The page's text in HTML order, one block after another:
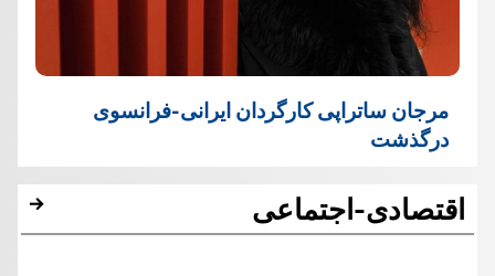
مرجان ساتراپی کارگردان ایرانی-فرانسوی
درگذشت
اقتصادی-اجتماعی